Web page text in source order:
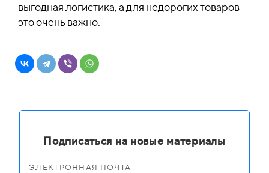
выгодная логистика, а для недорогих товаров
это очень важно.
Подписаться на новые материалы
ЭЛЕКТРОННАЯ ПОЧТА